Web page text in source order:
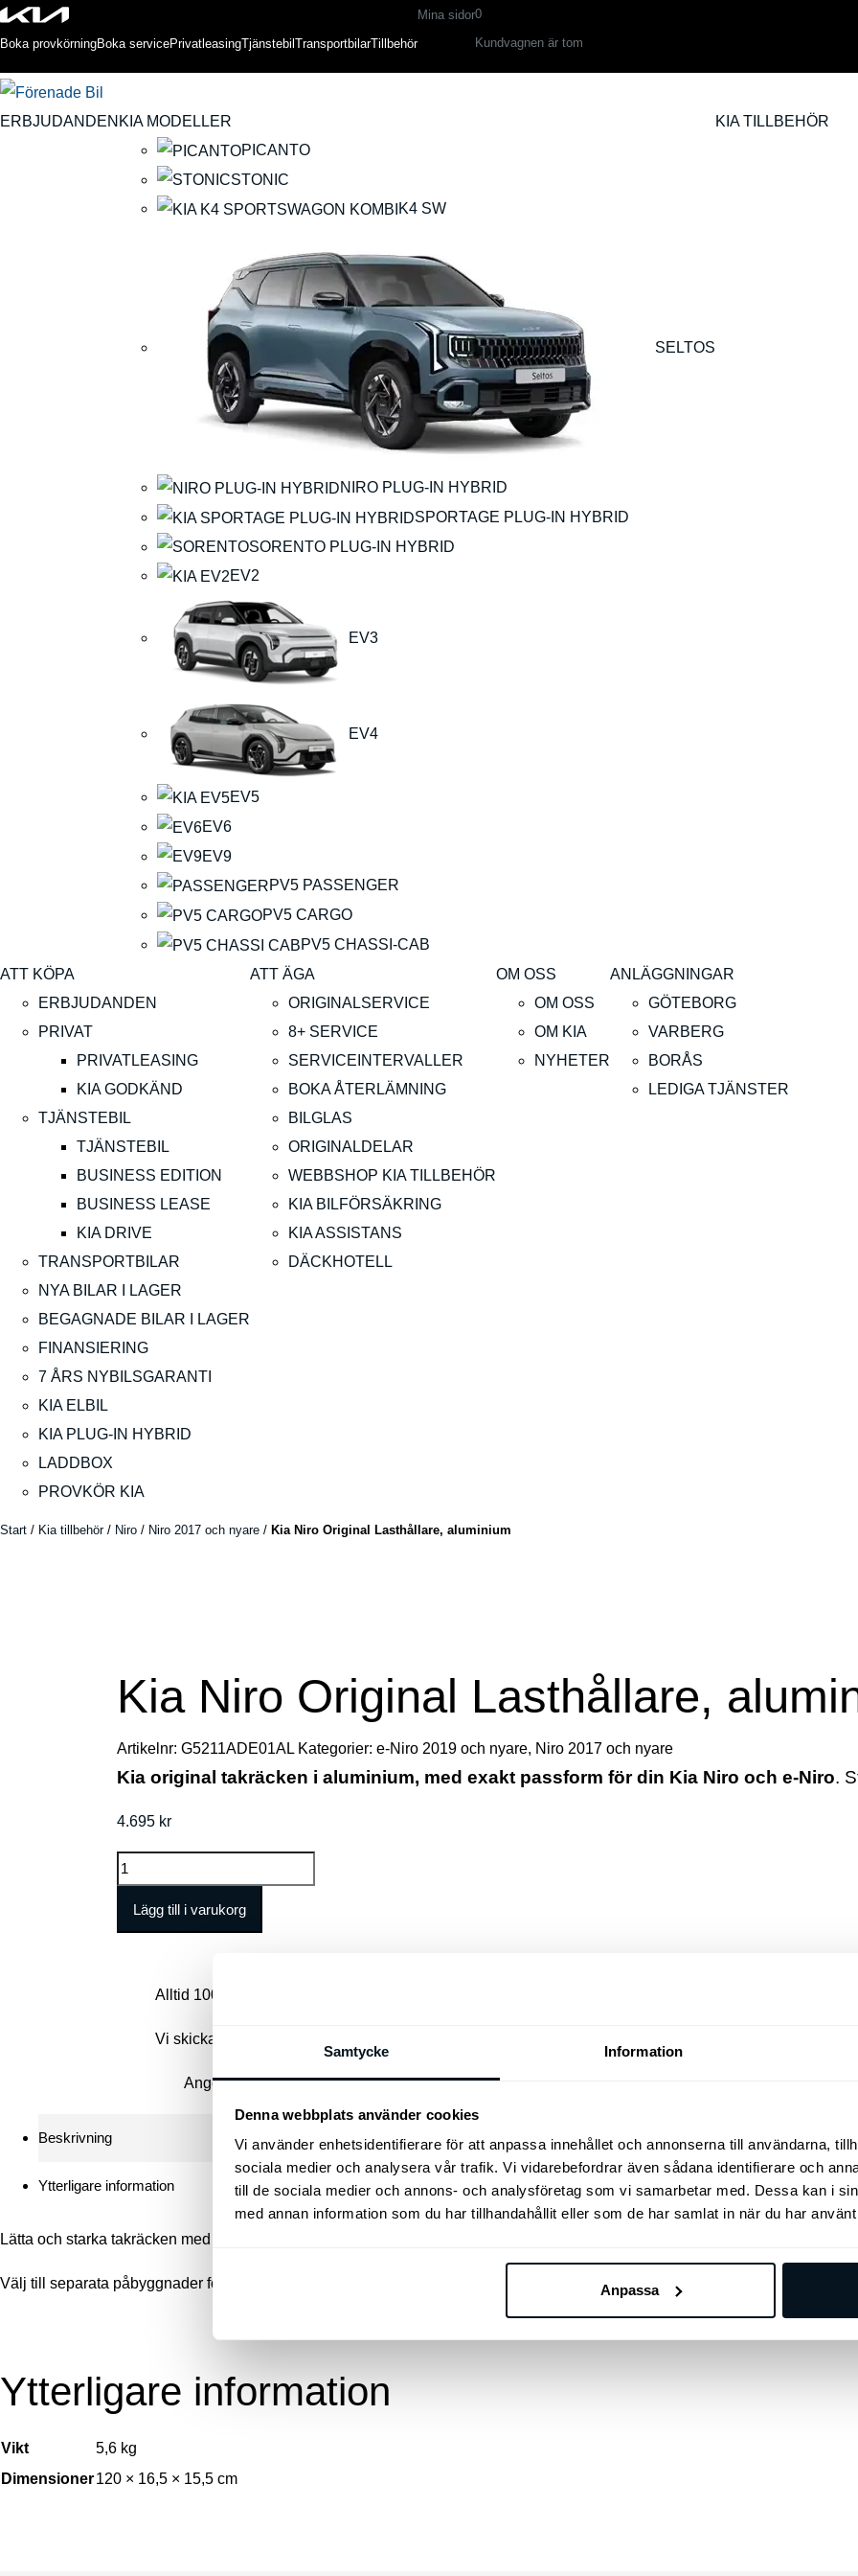
Samtycke Information
Denna webbplats använder cookies
Vi använder enhetsidentifierare för att anpassa innehållet och annonserna till användarna,
sociala medier och analysera vår trafik. Vi vidarebefordrar även sådana identifierare och
till de sociala medier och annons- och analysföretag som vi samarbetar med. Dessa kan i
med annan information som du har tillhandahållit eller som de har samlat in när du har
Anpassa
Boka provkörningBoka servicePrivatleasingTjänstebil TransportbilarTillbehör
Mina sidor0
Kundvagnen är tom
ERBJUDANDEN KIA MODELLER
PICANTO
STONIC
K4 SW
SELTOS
NIRO PLUG-IN HYBRID
SPORTAGE PLUG-IN HYBRID
SORENTO PLUG-IN HYBRID
EV2
EV3
EV4
EV5
EV6
EV9
PV5 PASSENGER
PV5 CARGO
PV5 CHASSI-CAB
KIA TILLBEHÖR
ATT KÖPA
ERBJUDANDEN
PRIVAT
PRIVATLEASING
KIA GODKÄND
TJÄNSTEBIL
TJÄNSTEBIL
BUSINESS EDITION
BUSINESS LEASE
KIA DRIVE
TRANSPORTBILAR
NYA BILAR I LAGER
BEGAGNADE BILAR I LAGER
FINANSIERING
7 ÅRS NYBILSGARANTI
KIA ELBIL
KIA PLUG-IN HYBRID
LADDBOX
PROVKÖR KIA
ATT ÄGA
ORIGINALSERVICE
8+ SERVICE
SERVICEINTERVALLER
BOKA ÅTERLÄMNING
BILGLAS
ORIGINALDELAR
WEBBSHOP KIA TILLBEHÖR
KIA BILFÖRSÄKRING
KIA ASSISTANS
DÄCKHOTELL
OM OSS
OM OSS
OM KIA
NYHETER
ANLÄGGNINGAR
GÖTEBORG
VARBERG
BORÅS
LEDIGA TJÄNSTER
Start / Kia tillbehör/ Niro / Niro 2017 och nyare / Kia Niro Original Lasthållare, aluminium
Kia Niro Original Lasthållare,
Artikelnr: G5211ADE01AL Kategorier: e-Niro 2019 och nyare, Niro 2017 och nyare
Kia original takräcken i aluminium, med exakt passform för din Kia Niro och e-Niro.
4.695 kr
Kia
Original
Lägg till i varukorg
Alltid 100% passform till din Kia
Vi skickar normalt dina varor inom 1-2 arbetsdagar
Ange ditt regnr. i kassan så säkerställer vi att tillbehören passar just din bil
Beskrivning
Ytterligare information
Lätta och starka takräcken med enkel montering. Levereras komplett med 4 fästen och 2 räcken.
Välj till separata påbyggnader för t.ex. cykel eller skidor.
Ytterligare information
Vikt
5,6 kg
Dimensioner120 × 16,5 × 15,5 cm